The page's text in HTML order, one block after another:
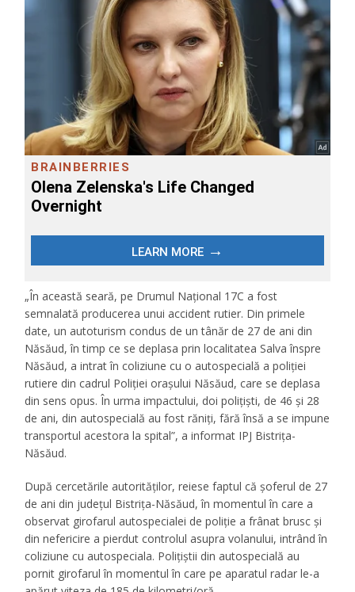
„În această seară, pe Drumul Naţional 17C a fost
semnalată producerea unui accident rutier. Din primele
date, un autoturism condus de un tânăr de 27 de ani din
Năsăud, în timp ce se deplasa prin localitatea Salva înspre
Năsăud, a intrat în coliziune cu o autospecială a poliţiei
rutiere din cadrul Poliţiei oraşului Năsăud, care se deplasa
din sens opus. În urma impactului, doi poliţişti, de 46 şi 28
de ani, din autospecială au fost răniţi, fără însă a se impune
transportul acestora la spital”, a informat IPJ Bistrița-
Năsăud.
După cercetările autorităților, reiese faptul că șoferul de 27
de ani din județul Bistrița-Năsăud, în momentul în care a
observat girofarul autospecialei de poliție a frânat brusc și
din nefericire a pierdut controlul asupra volanului, intrând în
coliziune cu autospeciala. Polițiștii din autospecială au
pornit girofarul în momentul în care pe aparatul radar le-a